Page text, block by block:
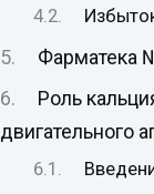
Фарматека
Роль
двигательного